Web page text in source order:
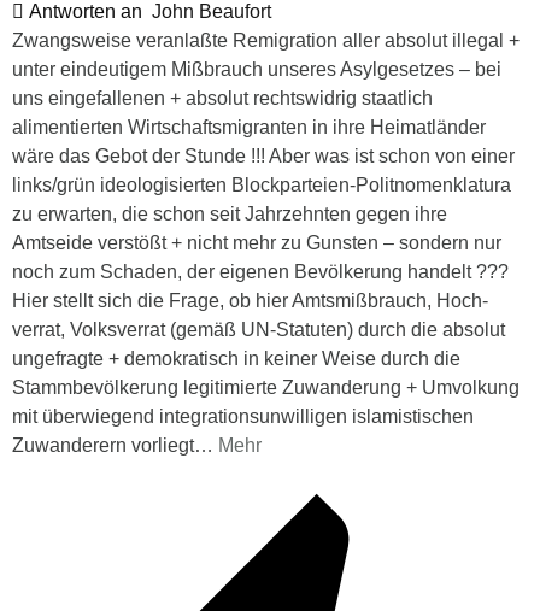
Antworten an John Beaufort
Zwangsweise veranlaßte Remigration aller absolut illegal +
unter eindeutigem Mißbrauch unseres Asylgesetzes – bei
uns eingefallenen + absolut rechtswidrig staatlich
alimentierten Wirtschaftsmigranten in ihre Heimatländer
wäre das Gebot der Stunde !!! Aber was ist schon von einer
links/grün ideologisierten Blockparteien-Politnomenklatura
zu erwarten, die schon seit Jahrzehnten gegen ihre
Amtseide verstößt + nicht mehr zu Gunsten – sondern nur
noch zum Schaden, der eigenen Bevölkerung handelt ???
Hier stellt sich die Frage, ob hier Amtsmißbrauch, Hoch-
verrat, Volksverrat (gemäß UN-Statuten) durch die absolut
ungefragte + demokratisch in keiner Weise durch die
Stammbevölkerung legitimierte Zuwanderung + Umvolkung
mit überwiegend integrationsunwilligen islamistischen
Zuwanderern vorliegt… Mehr